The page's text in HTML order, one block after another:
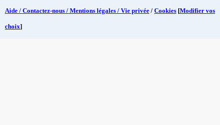
Aide / Contactez-nous / Mentions légales / Vie privée / Cookies [Modifier vos
choix]